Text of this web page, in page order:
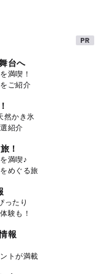
台へ
満喫！
ご紹介
然かき氷
紹介
！
満喫♪
めぐる旅
ったり
験も！
報
トが満載